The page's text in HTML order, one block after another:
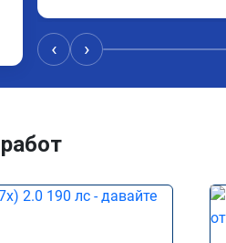
Вообщем доволен как слон
Рекомендую компанию!
‹ ›